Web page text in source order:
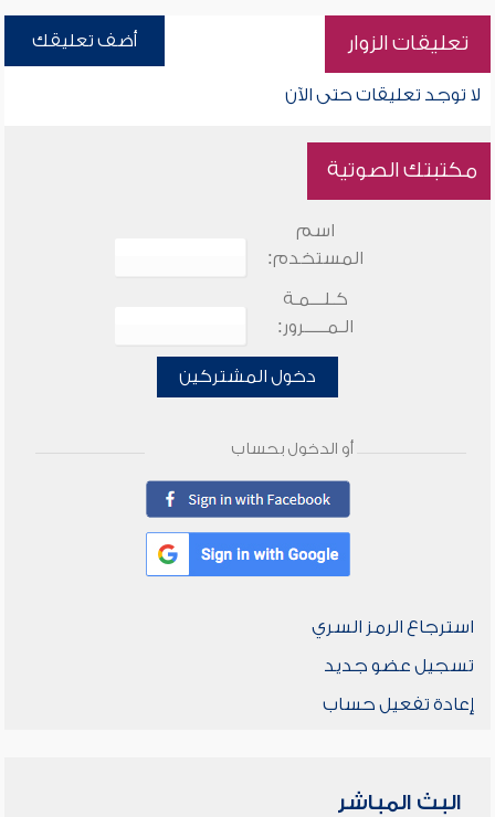
تعليقات الزوار أضف تعليقك
لا توجد تعليقات حتى الآن
مكتبتك الصوتية
اسم
المستخدم:
كـلـــمـة
الـمـــــرور:
دخول المشتركين
أو الدخول بحساب
استرجاع الرمز السري
تسجيل عضو جديد
إعادة تفعيل حساب
البث المباشر